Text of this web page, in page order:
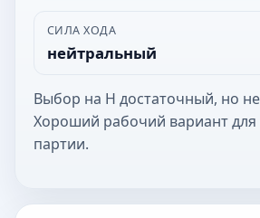
СИЛА ХОДА
нейтральный
Выбор на Н достаточный, но
Хороший рабочий вариант для
партии.